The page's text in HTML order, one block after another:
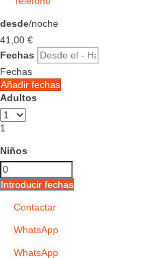
desde/noche
41, 00 €
Fechas
Fechas
Añadir fechas
Adultos
1
Niños
Introducir fechas
Contactar
WhatsApp
WhatsApp